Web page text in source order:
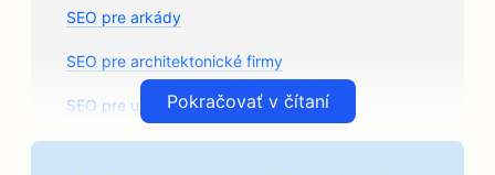
SEO pre arkády
SEO pre architektonické firmy
SEO pre umelecké triedyPokračovať v čítaní